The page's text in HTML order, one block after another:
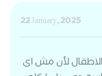
22 January, 2025
لأن مش اى